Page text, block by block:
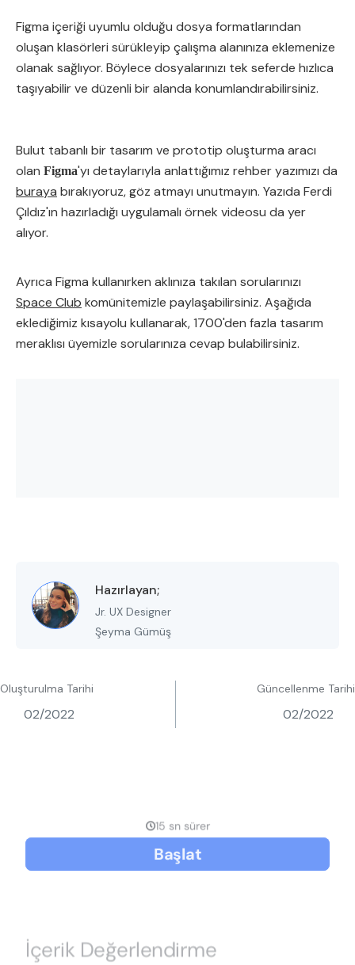
Figma içeriği uyumlu olduğu dosya formatlarından
oluşan klasörleri sürükleyip çalışma alanınıza eklemenize
olanak sağlıyor. Böylece dosyalarınızı tek seferde hızlıca
taşıyabilir ve düzenli bir alanda konumlandırabilirsiniz.
Bulut tabanlı bir tasarım ve prototip oluşturma aracı
olan Figma'yı detaylarıyla anlattığımız rehber yazımızı da
buraya bırakıyoruz, göz atmayı unutmayın. Yazıda Ferdi
Çıldız'ın hazırladığı uygulamalı örnek videosu da yer
alıyor.
Ayrıca Figma kullanırken aklınıza takılan sorularınızı
Space Club komünitemizle paylaşabilirsiniz. Aşağıda
eklediğimiz kısayolu kullanarak, 1700'den fazla tasarım
meraklısı üyemizle sorularınıza cevap bulabilirsiniz.
Hazırlayan;
Jr. UX Designer
Şeyma Gümüş
Oluşturulma Tarihi
02/2022
Güncellenme Tarihi
02/2022